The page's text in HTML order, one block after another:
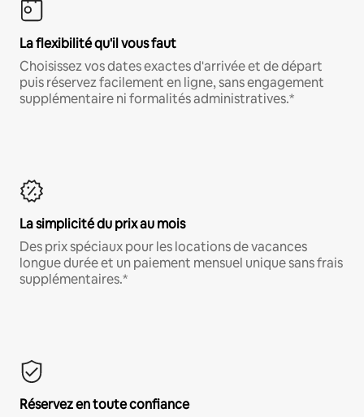
La flexibilité qu'il vous faut
Choisissez vos dates exactes d'arrivée et de départ
puis réservez facilement en ligne, sans engagement
supplémentaire ni formalités administratives.*
La simplicité du prix au mois
Des prix spéciaux pour les locations de vacances
longue durée et un paiement mensuel unique sans frais
supplémentaires.*
Réservez en toute confiance